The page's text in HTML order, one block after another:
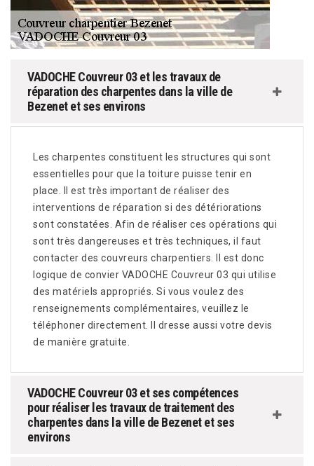
VADOCHE Couvreur 03 et les travaux de
réparation des charpentes dans la ville de
Bezenet et ses environs
Les charpentes constituent les structures qui sont
essentielles pour que la toiture puisse tenir en
place. Il est très important de réaliser des
interventions de réparation si des détériorations
sont constatées. Afin de réaliser ces opérations qui
sont très dangereuses et très techniques, il faut
contacter des couvreurs charpentiers. Il est donc
logique de convier VADOCHE Couvreur 03 qui utilise
des matériels appropriés. Si vous voulez des
renseignements complémentaires, veuillez le
téléphoner directement. Il dresse aussi votre devis
de manière gratuite.
VADOCHE Couvreur 03 et ses compétences
pour réaliser les travaux de traitement des
charpentes dans la ville de Bezenet et ses
environs